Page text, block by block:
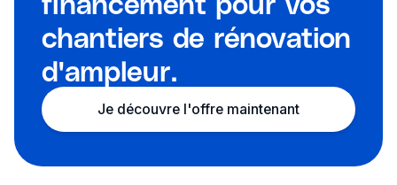
chantiers de rénovation
d'ampleur.
Je découvre l'offre maintenant